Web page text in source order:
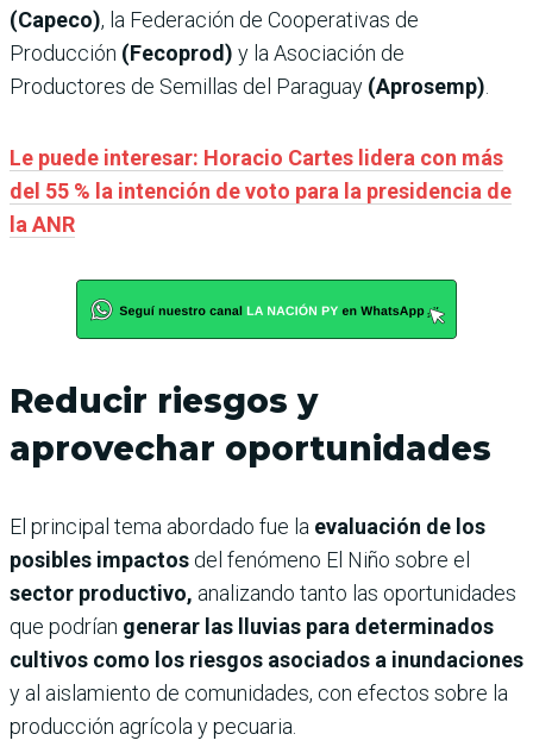
(Capeco), la Federación de Cooperativas de
Producción (Fecoprod) y la Asociación de
Productores de Semillas del Paraguay (Aprosemp)
Le puede interesar: Horacio Cartes lidera con más
del 55 % la intención de voto para la presidencia de
la ANR
Reducir riesgos y
aprovechar oportunidades
El principal tema abordado fue la evaluación de los
posibles impactos del fenómeno El Niño sobre el
sector productivo, analizando tanto las oportunidades
que podrían generar las lluvias para determinados
cultivos como los riesgos asociados a inundaciones
y al aislamiento de comunidades, con efectos sobre la
producción agrícola y pecuaria.